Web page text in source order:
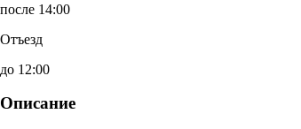
после 14:00
Отъезд
до 12:00
Описание